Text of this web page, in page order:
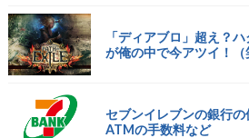
「ディアブロ」超え？
が俺の中で今アツイ！（
セブンイレブンの銀行
ATMの手数料など